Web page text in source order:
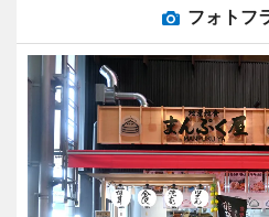
フォトフ